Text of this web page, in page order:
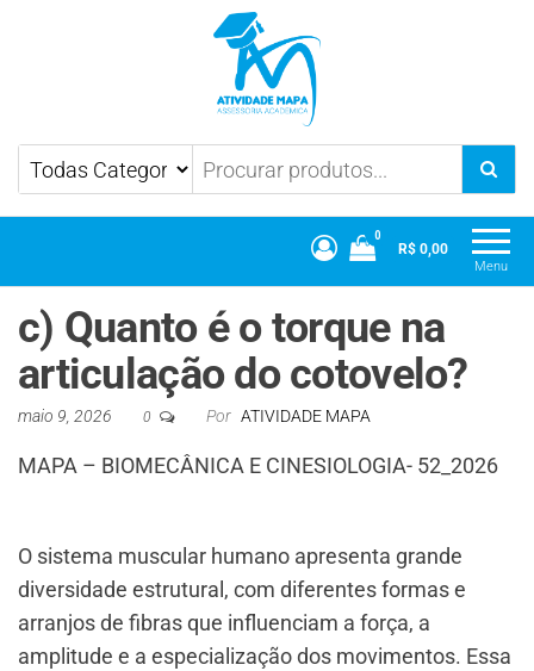
Atividade Mapa Mapa UniCesumar
Menu
0
R$ 0,00
c) Quanto é o torque na
articulação do cotovelo?
maio 9, 2026 0 Por ATIVIDADE MAPA
MAPA – BIOMECÂNICA E CINESIOLOGIA- 52_2026
O sistema muscular humano apresenta grande
diversidade estrutural, com diferentes formas e
arranjos de fibras que influenciam a força, a
amplitude e a especialização dos movimentos. Essa